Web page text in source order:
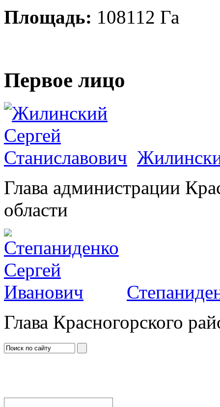
Площадь: 108112 Га
Первое лицо
Глава администрации
области
Глава Красногорского